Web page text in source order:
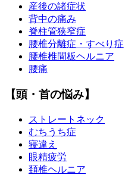
産後の諸症状
背中の痛み
脊柱管狭窄症
腰椎分離症・すべり症
腰椎椎間板ヘルニア
腰痛
【頭・首の悩み】
ストレートネック
むちうち症
寝違え
眼精疲労
頚椎ヘルニア